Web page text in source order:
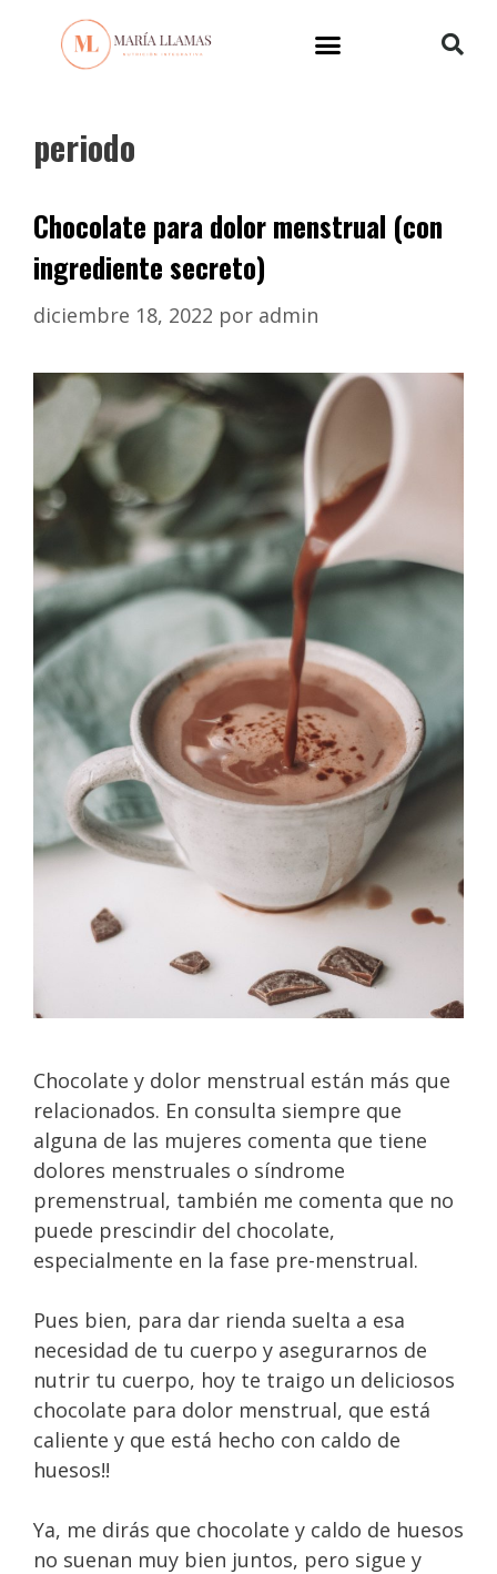
periodo
Chocolate para dolor menstrual (con
ingrediente secreto)
diciembre 18, 2022 por admin
Chocolate y dolor menstrual están más que
relacionados. En consulta siempre que
alguna de las mujeres comenta que tiene
dolores menstruales o síndrome
premenstrual, también me comenta que no
puede prescindir del chocolate,
especialmente en la fase pre-menstrual.
Pues bien, para dar rienda suelta a esa
necesidad de tu cuerpo y asegurarnos de
nutrir tu cuerpo, hoy te traigo un deliciosos
chocolate para dolor menstrual, que está
caliente y que está hecho con caldo de
huesos!!
Ya, me dirás que chocolate y caldo de huesos
no suenan muy bien juntos, pero sigue y